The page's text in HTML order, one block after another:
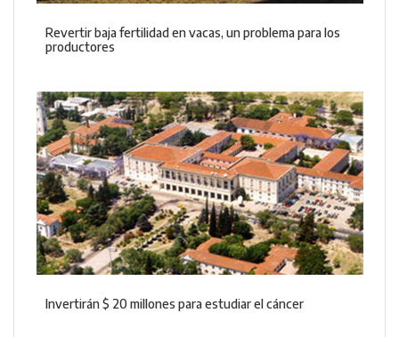
Revertir baja fertilidad en vacas, un problema para los
productores
Invertirán $ 20 millones para estudiar el cáncer